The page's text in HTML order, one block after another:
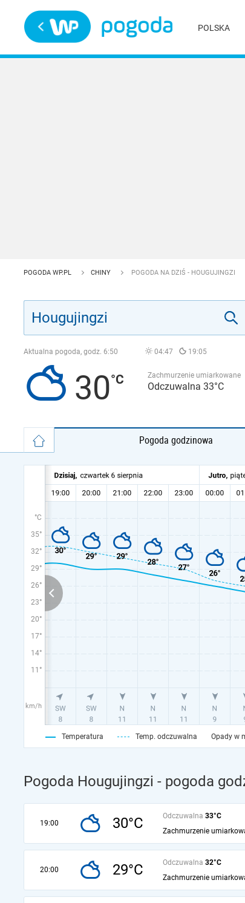
POLSKA
POGODA WP.PL CHINY POGODA NA DZIŚ - HOUGUJINGZI
Aktualna pogoda, godz. 6:50 04:47 19:05
30 Zachmurzenie umiarkowane
Odczuwalna 33°C
Pogoda godzinowa
°C
35°
32°
29°
26°
23°
20°
17°
14°
11°
km/h
Temperatura Temp. odczuwalna Opady w
Pogoda Hougujingzi - pogoda
19:00 30°C Odczuwalna 33°C
Zachmurzenie
20:00 29°C Odczuwalna 32°C
Zachmurzenie